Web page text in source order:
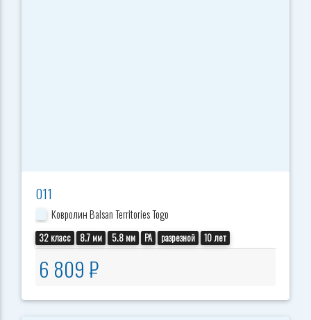
011
Ковролин Balsan Territories Togo
32 класс 8.7 мм 5.8 мм PA разрезной 10 лет
6 809 ₽